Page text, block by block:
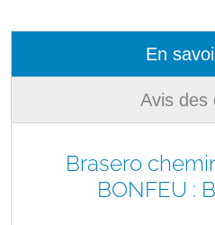
En
Avis des
Brasero cheminée de jardin
BONFEU :